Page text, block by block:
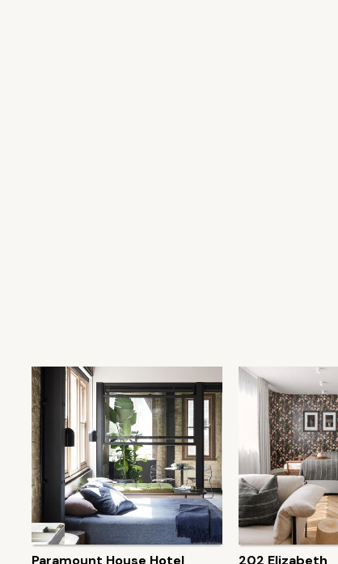
Paramount House Hotel 202 Elizabeth